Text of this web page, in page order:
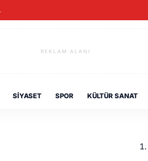
REKLAM ALANI
SIYASET SPOR KÜLTÜR SANAT